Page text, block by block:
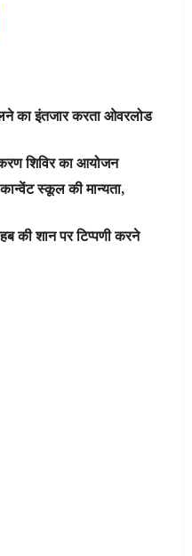
का इंतजार करता ओवरलोड
शिविर का आयोजन
स्कूल की मान्यता,
की शान पर टिप्पणी करने